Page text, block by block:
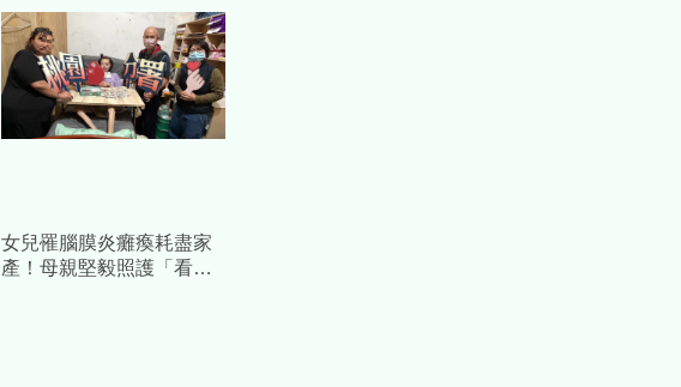
女兒罹腦膜炎癱瘓耗盡家
產！母親堅毅照護「看到